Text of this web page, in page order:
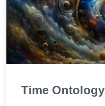
Time Ontology